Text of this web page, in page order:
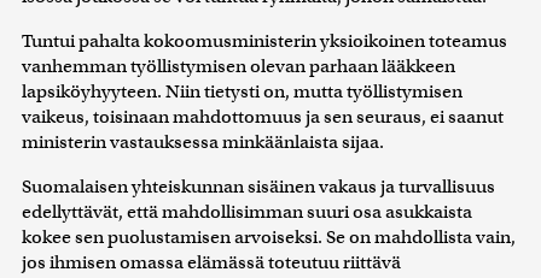
Tuntui pahalta kokoomusministerin yksioikoinen toteamus
vanhemman työllistymisen olevan parhaan lääkkeen
lapsiköyhyyteen. Niin tietysti on, mutta työllistymisen
vaikeus, toisinaan mahdottomuus ja sen seuraus, ei saanut
ministerin vastauksessa minkäänlaista sijaa.
Suomalaisen yhteiskunnan sisäinen vakaus ja turvallisuus
edellyttävät, että mahdollisimman suuri osa asukkaista
kokee sen puolustamisen arvoiseksi. Se on mahdollista vain,
jos ihmisen omassa elämässä toteutuu riittävä